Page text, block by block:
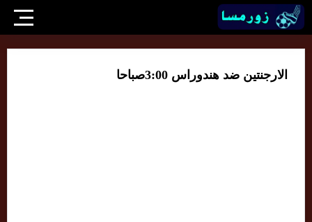
الارجنتين ضد هندوراس 3:00صباحا